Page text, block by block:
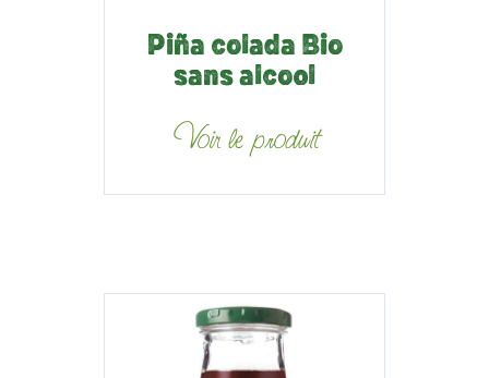
Piña colada Bio
sans alcool
Voir le produit